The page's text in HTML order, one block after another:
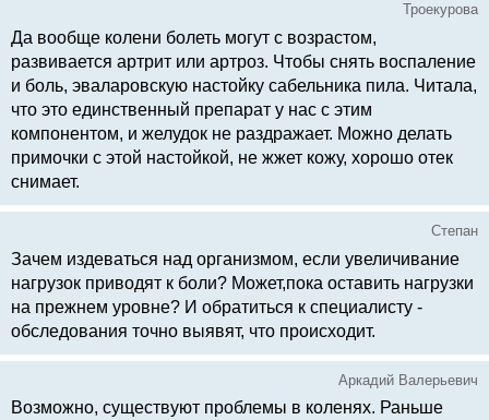
Троекурова
Да вообще колени болеть могут с возрастом,
развивается артрит или артроз. Чтобы снять воспаление
и боль, эваларовскую настойку сабельника пила. Читала,
что это единственный препарат у нас с этим
компонентом, и желудок не раздражает. Можно делать
примочки с этой настойкой, не жжет кожу, хорошо отек
снимает.
Степан
Зачем издеваться над организмом, если увеличивание
нагрузок приводят к боли? Может,пока оставить нагрузки
на прежнем уровне? И обратиться к специалисту -
обследования точно выявят, что происходит.
Аркадий Валерьевич
Возможно, существуют проблемы в коленях. Раньше